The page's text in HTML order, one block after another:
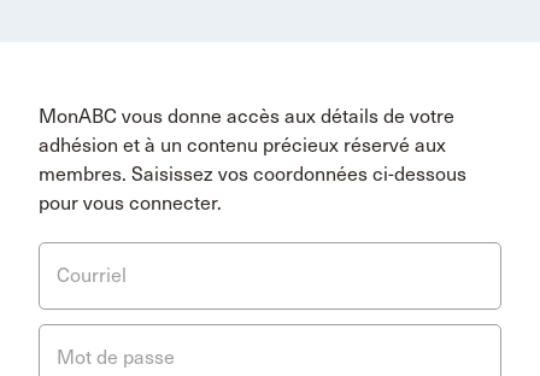
MonABC vous donne accès aux détails de votre
adhésion et à un contenu précieux réservé aux
membres. Saisissez vos coordonnées ci-dessous
pour vous connecter.
Courriel
Mot de passe